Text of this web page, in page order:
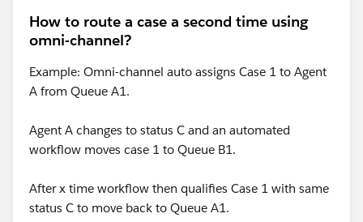
How to route a case a second time using
omni-channel?
Example: Omni-channel auto assigns Case 1 to Agent
A from Queue A1.
Agent A changes to status C and an automated
workflow moves case 1 to Queue B1.
After x time workflow then qualifies Case 1 with same
status C to move back to Queue A1.